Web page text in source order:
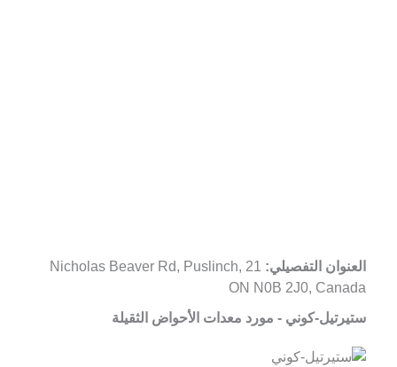
العنوان التفصيلي:
21 Nicholas Beaver Rd, Puslinch,
ON N0B 2J0, Canada
ستيرتيل-كوني - مورد معدات الأحواض الثقيلة